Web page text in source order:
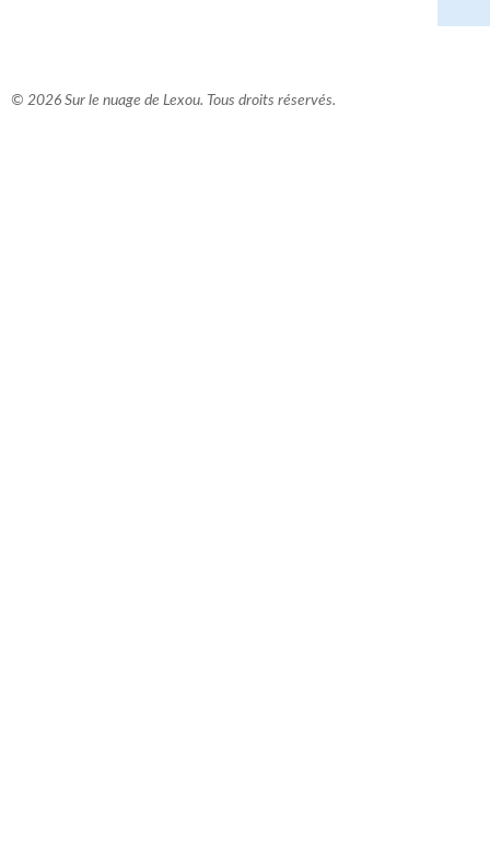
© 2026 Sur le nuage de Lexou. Tous droits réservés.